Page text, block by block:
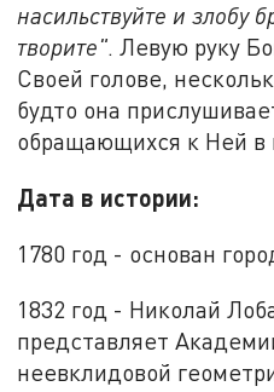
насильствуйте и злобу
творите". Левую руку
Своей голове,
будто она
обращающихся к Ней в
Дата в истории:
1780 год - основан
1832 год - Николай
представляет
неевклидовой